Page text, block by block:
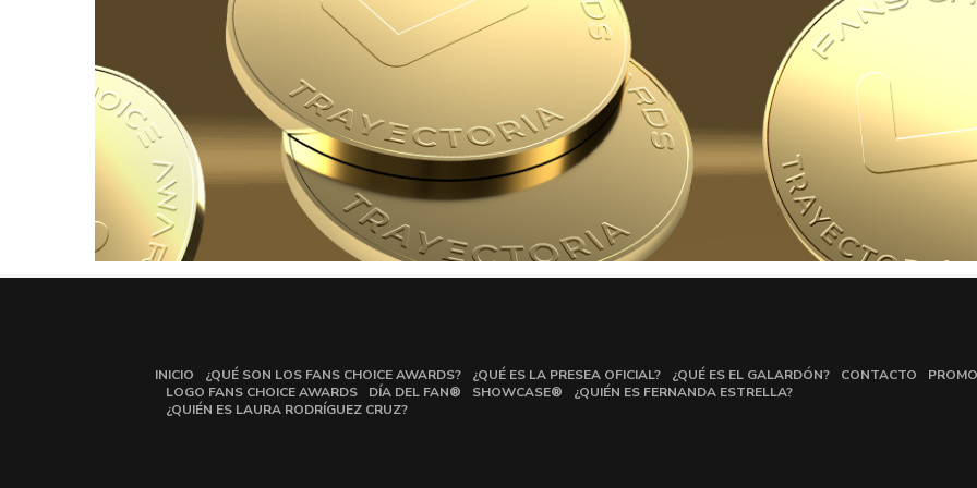
INICIO ¿QUÉ SON LOS FANS CHOICE AWARDS? ¿QUÉ ES LA PRESEA OFICIAL? ¿QUÉ ES EL GALARDÓN? CONTACTO
LOGO FANS CHOICE AWARDS
DÍA DEL FAN® SHOWCASE®
¿QUIÉN ES FERNANDA ESTRELLA?
¿QUIÉN ES LAURA RODRÍGUEZ CRUZ?